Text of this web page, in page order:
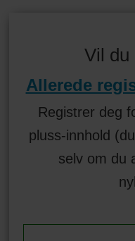
Vil du
Allerede
Registrer deg
pluss-innhold
selv om du